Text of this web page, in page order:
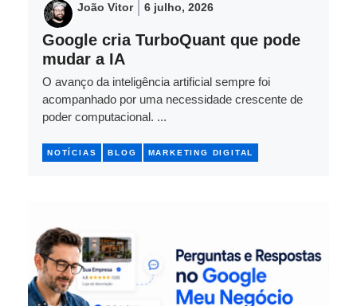
João Vitor 6 julho, 2026
Google cria TurboQuant que pode
mudar a IA
O avanço da inteligência artificial sempre foi
acompanhado por uma necessidade crescente de
poder computacional. ...
NOTÍCIAS BLOG MARKETING DIGITAL